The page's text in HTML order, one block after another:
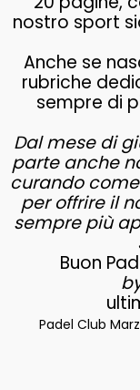
nostro sport
Anche se
rubriche
sempre di
Dal mese di
parte anche
curando
per offrire il
sempre più
Buon
Padel Club